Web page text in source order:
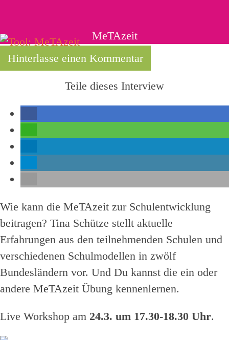
MeTAzeit
Hinterlasse einen Kommentar
Teile dieses Interview
Wie kann die MeTAzeit zur Schulentwicklung
beitragen? Tina Schütze stellt aktuelle
Erfahrungen aus den teilnehmenden Schulen und
verschiedenen Schulmodellen in zwölf
Bundesländern vor. Und Du kannst die ein oder
andere MeTAzeit Übung kennenlernen.
Live Workshop am 24.3. um 17.30-18.30 Uhr.